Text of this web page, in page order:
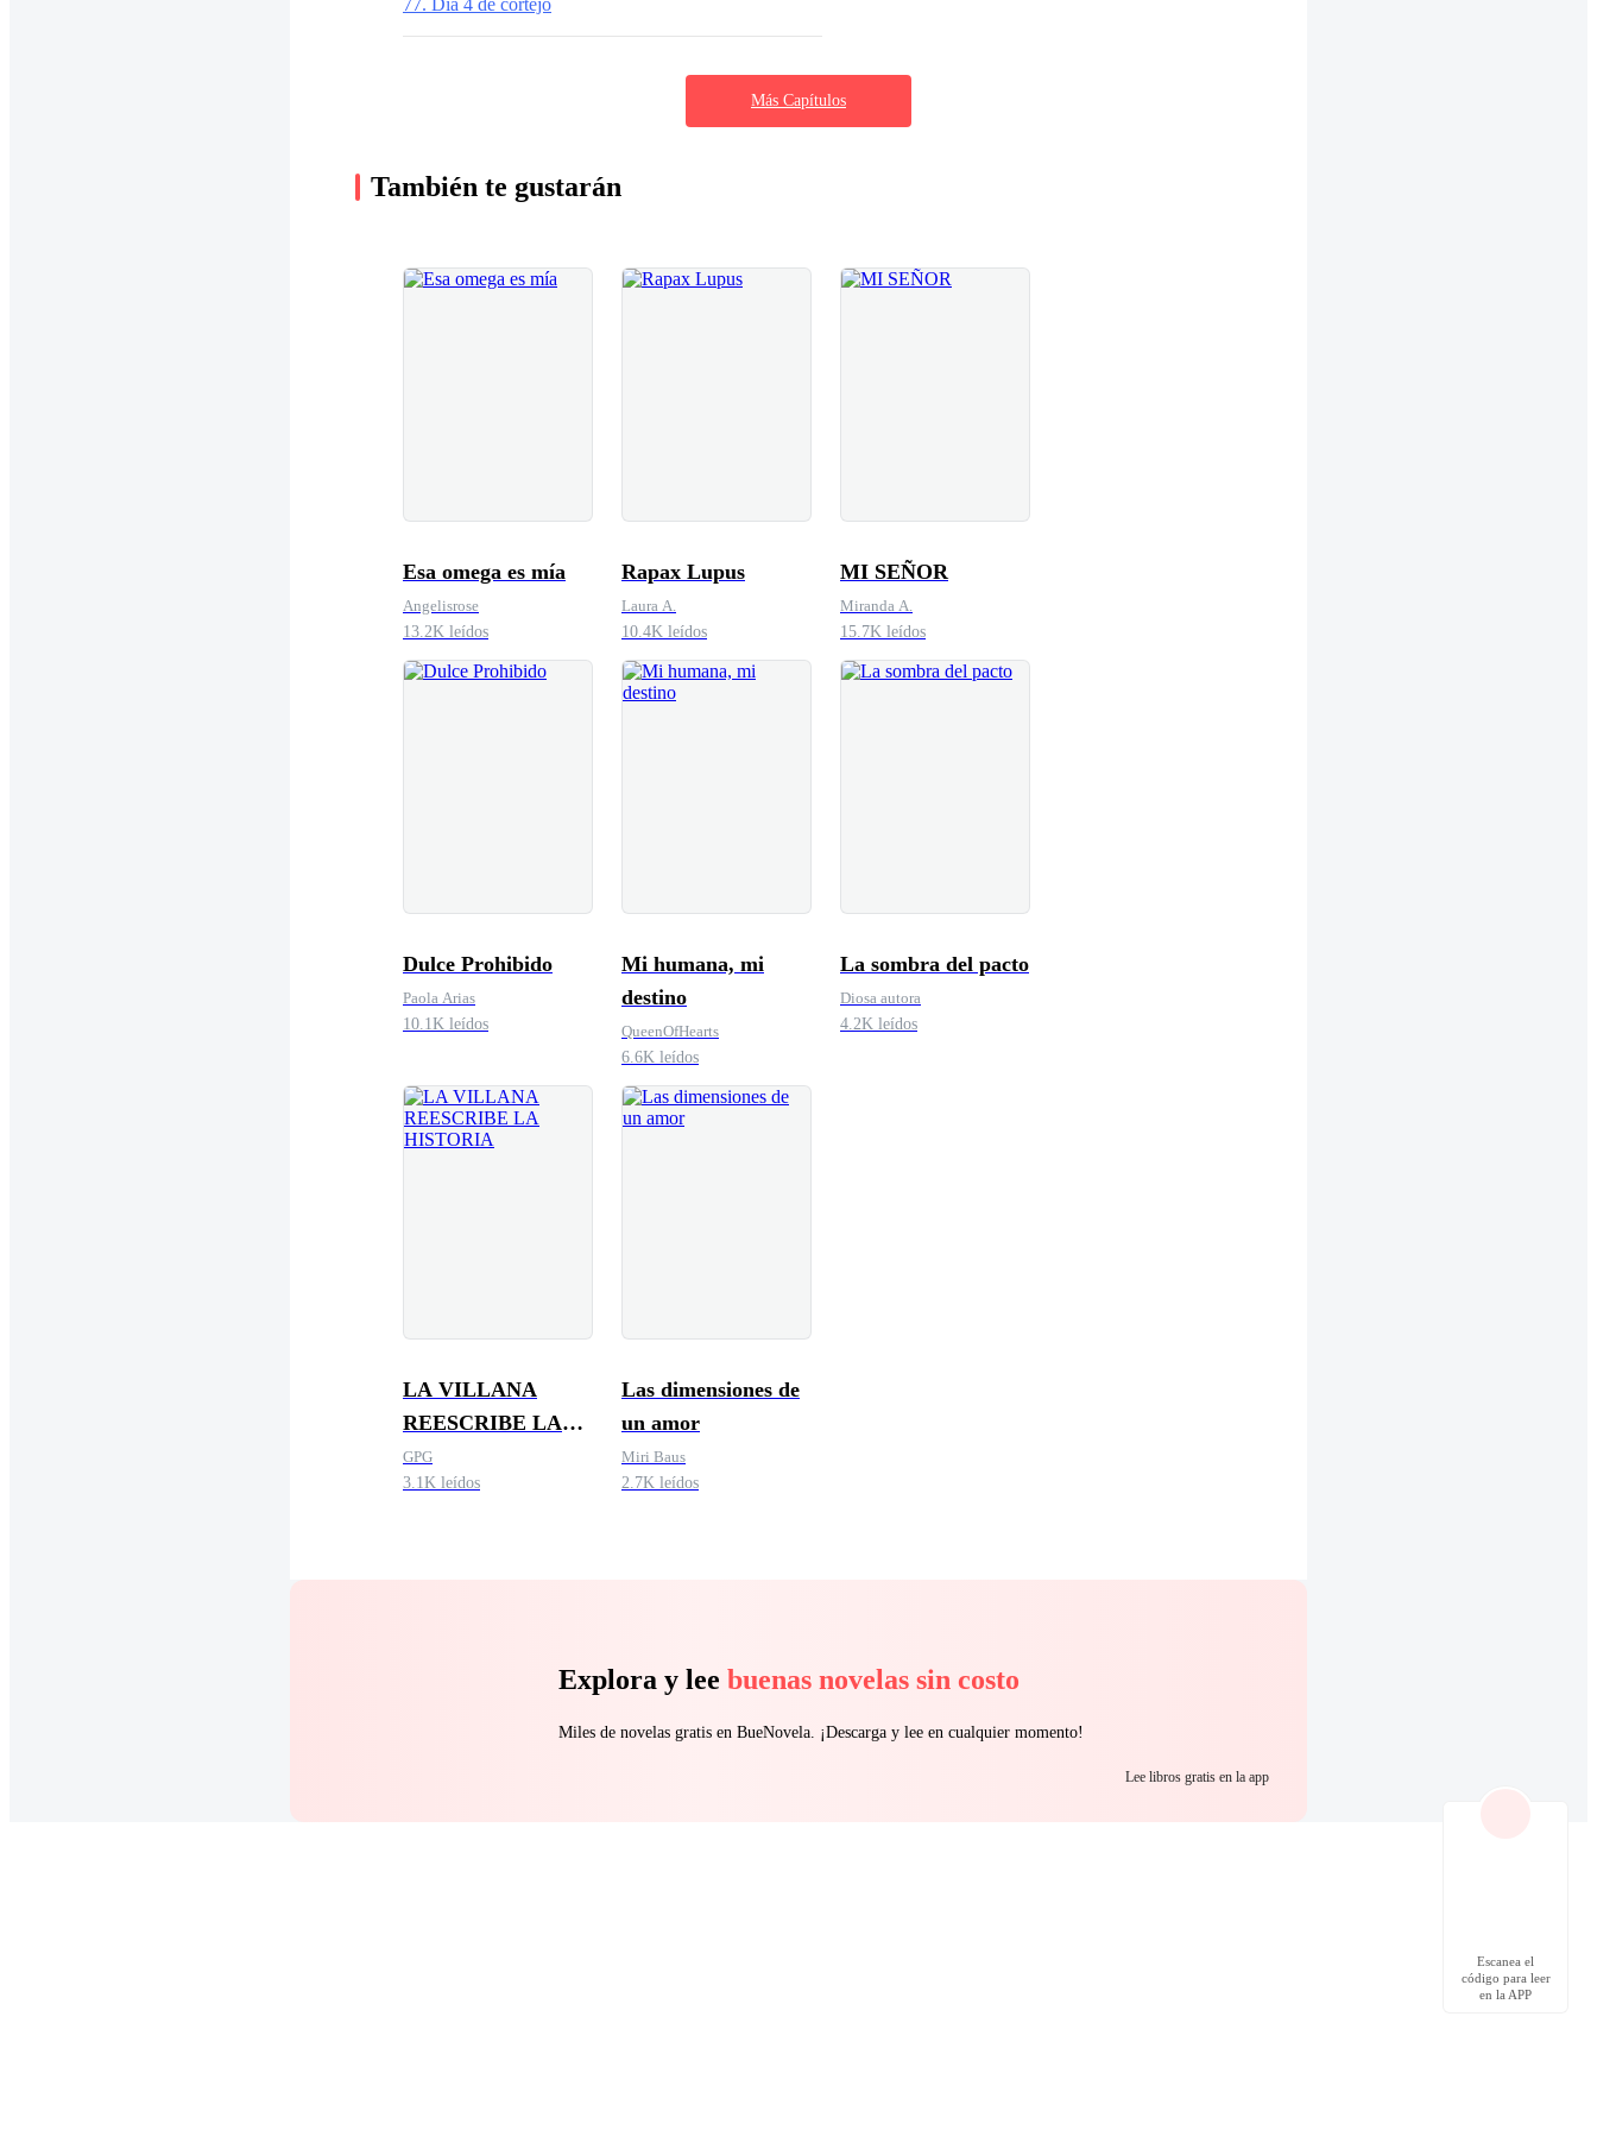
77. Día 4 de cortejo
Más Capítulos
También te gustarán
Esa omega es mía
Angelisrose
13.2K leídos
Rapax Lupus
Laura A.
10.4K leídos
MI SEÑOR
Miranda A.
15.7K leídos
Dulce Prohibido
Paola Arias
10.1K leídos
Mi humana, mi
destino
QueenOfHearts
6.6K leídos
La sombra del pacto
Diosa autora
4.2K leídos
LA VILLANA
REESCRIBE LA
HISTORIA
GPG
3.1K leídos
Las dimensiones de
un amor
Miri Baus
2.7K leídos
Explora y lee buenas novelas sin costo
Miles de novelas gratis en BueNovela. ¡Descarga y lee en cualquier momento!
Lee libros gratis en la app
Escanea el
código para leer
en la APP